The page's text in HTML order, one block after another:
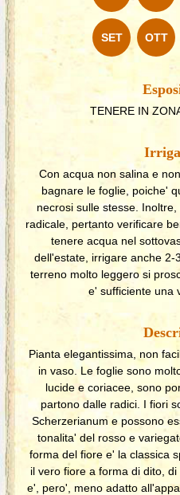
SET OTT
TENERE IN
Con acqua non salina e
bagnare le foglie, poiche'
necrosi sulle stesse.
radicale, pertanto verificare
tenere acqua nel
dell'estate, irrigare anche 2-
terreno molto leggero si
e' sufficiente una
Pianta elegantissima, non
in vaso. Le foglie sono
lucide e coriacee, sono
partono dalle radici. I fiori
Scherzerianum e possono
tonalita' del rosso e
forma del fiore e' la classica
il vero fiore a forma di dito,
e', pero', meno adatto